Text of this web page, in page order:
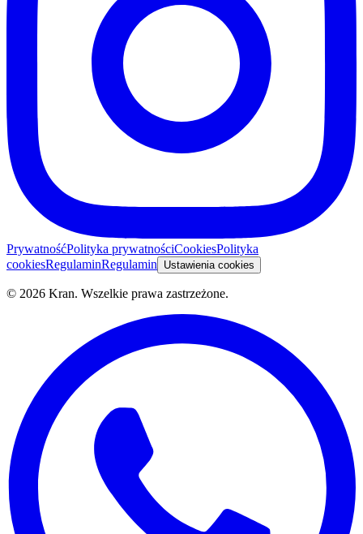
PrywatnośćPolityka prywatnościCookiesPolityka
cookiesRegulaminRegulamin Ustawienia cookies
© 2026 Kran. Wszelkie prawa zastrzeżone.